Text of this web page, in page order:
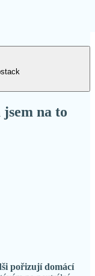
jsem na to
pořizují domácí